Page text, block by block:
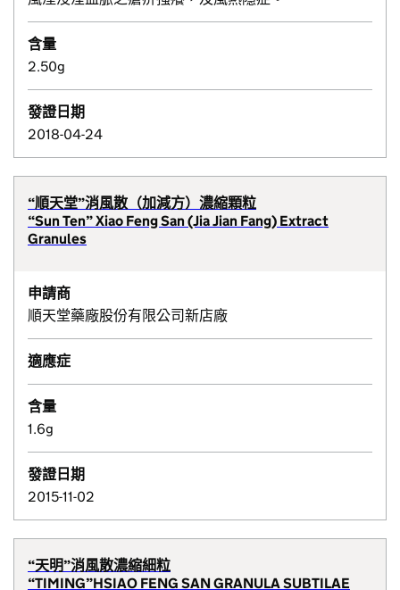
含量
2.50g
發證日期
2018-04-24
“順天堂”消風散（加減方）濃縮顆粒
“Sun Ten” Xiao Feng San (Jia Jian Fang) Extract
Granules
申請商
順天堂藥廠股份有限公司新店廠
適應症
含量
1.6g
發證日期
2015-11-02
“天明”消風散濃縮細粒
“TIMING”HSIAO FENG SAN GRANULA SUBTILAE